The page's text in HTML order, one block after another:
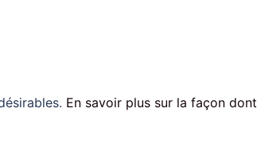
En savoir plus sur la façon